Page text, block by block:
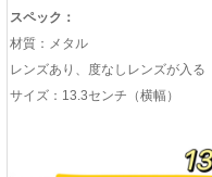
スペック：
材質：メタル
レンズあり、度なしレンズが入る
サイズ：13.3センチ（横幅）